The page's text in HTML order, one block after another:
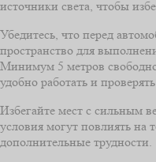
источники света, чтобы
Убедитесь, что перед
пространство для
Минимум 5 метров
удобно работать и
Избегайте мест с сильным
условия могут повлиять на
дополнительные трудности.